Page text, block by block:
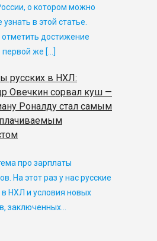
о котором можно
в этой статье.
достижение
первой же […]
русских в НХЛ:
Овечкин сорвал куш —
Роналду стал самым
про зарплаты
На этот раз у нас русские
в НХЛ и условия новых
заключенных…